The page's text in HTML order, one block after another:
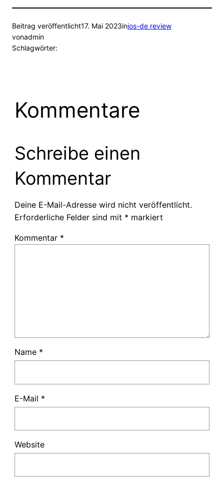
Beitrag veröffentlicht17. Mai 2023inios-de review
vonadmin
Schlagwörter:
Kommentare
Schreibe einen
Kommentar
Deine E-Mail-Adresse wird nicht veröffentlicht.
Erforderliche Felder sind mit * markiert
Kommentar *
Name *
E-Mail *
Website